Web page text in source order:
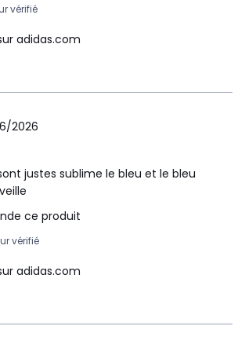
vérifié
adidas.com
2026
justes sublime le bleu et le bleu
ce produit
vérifié
adidas.com